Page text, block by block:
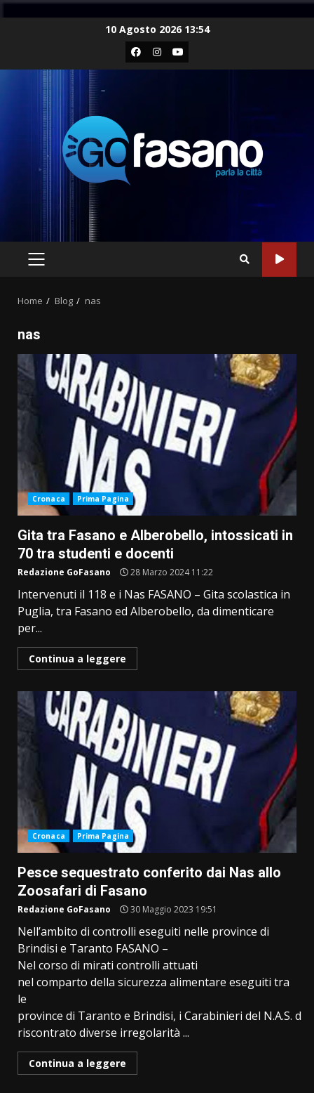
10 Agosto 2026 13:54
Facebook
Instagram
Youtube
PRIMARY
Home Blog nas
nas
Cronaca Prima Pagina
Gita tra Fasano e Alberobello, intossicati in
70 tra studenti e docenti
Redazione GoFasano 28 Marzo 2024 11:22
Intervenuti il 118 e i Nas FASANO – Gita scolastica in
Puglia, tra Fasano ed Alberobello, da dimenticare
per...
Continua a leggere
Cronaca Prima Pagina
Pesce sequestrato conferito dai Nas allo
Zoosafari di Fasano
Redazione GoFasano 30 Maggio 2023 19:51
Nell’ambito di controlli eseguiti nelle province di
Brindisi e Taranto FASANO –
Nel corso di mirati controlli attuati
nel comparto della sicurezza alimentare eseguiti tra
le
province di Taranto e Brindisi, i Carabinieri del N.A.S. di
riscontrato diverse irregolarità ...
Continua a leggere